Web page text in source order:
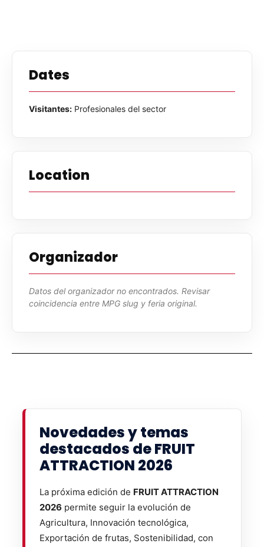
Dates
Visitantes: Profesionales del sector
Location
Organizador
Datos del organizador no encontrados. Revisar
coincidencia entre MPG slug y feria original.
Novedades y temas
destacados de FRUIT
ATTRACTION 2026
La próxima edición de FRUIT ATTRACTION
2026 permite seguir la evolución de
Agricultura, Innovación tecnológica,
Exportación de frutas, Sostenibilidad, con